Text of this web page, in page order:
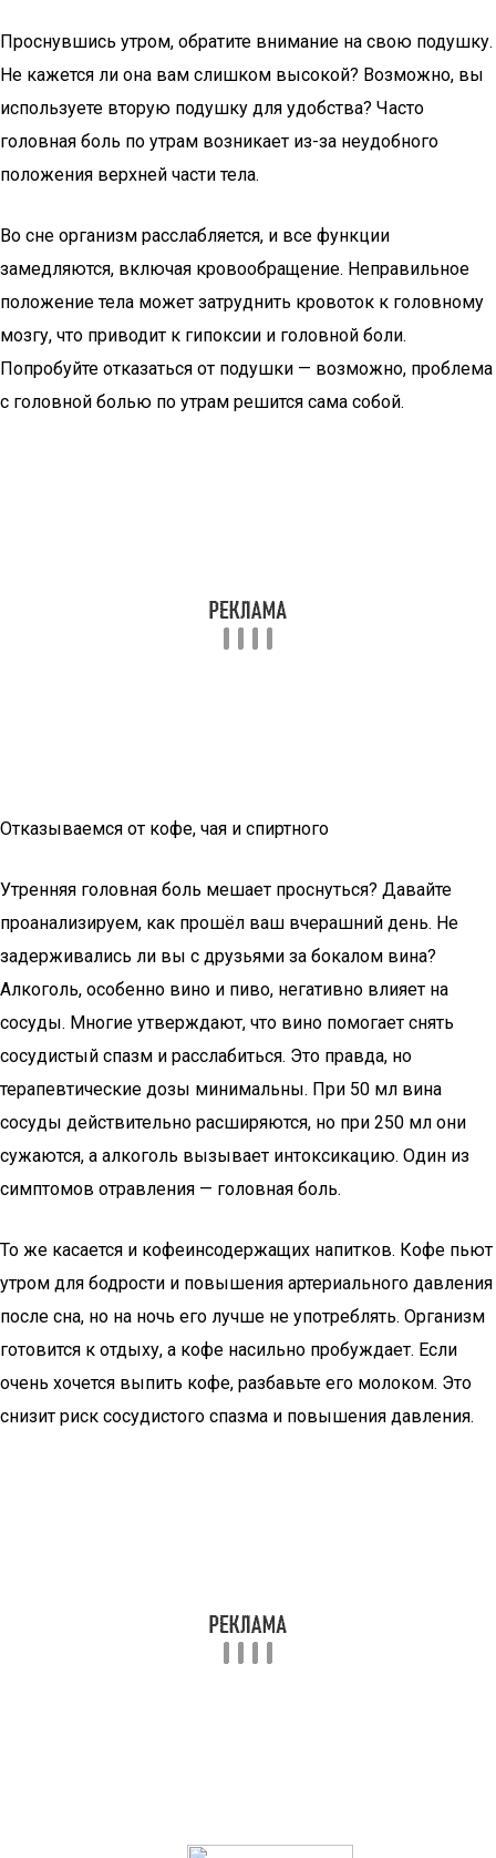
Проснувшись утром, обратите внимание на свою подушку.
Не кажется ли она вам слишком высокой? Возможно, вы
используете вторую подушку для удобства? Часто
головная боль по утрам возникает из-за неудобного
положения верхней части тела.
Во сне организм расслабляется, и все функции
замедляются, включая кровообращение. Неправильное
положение тела может затруднить кровоток к головному
мозгу, что приводит к гипоксии и головной боли.
Попробуйте отказаться от подушки — возможно, проблема
с головной болью по утрам решится сама собой.
Отказываемся от кофе, чая и спиртного
Утренняя головная боль мешает проснуться? Давайте
проанализируем, как прошёл ваш вчерашний день. Не
задерживались ли вы с друзьями за бокалом вина?
Алкоголь, особенно вино и пиво, негативно влияет на
сосуды. Многие утверждают, что вино помогает снять
сосудистый спазм и расслабиться. Это правда, но
терапевтические дозы минимальны. При 50 мл вина
сосуды действительно расширяются, но при 250 мл они
сужаются, а алкоголь вызывает интоксикацию. Один из
симптомов отравления — головная боль.
То же касается и кофеинсодержащих напитков. Кофе пьют
утром для бодрости и повышения артериального давления
после сна, но на ночь его лучше не употреблять. Организм
готовится к отдыху, а кофе насильно пробуждает. Если
очень хочется выпить кофе, разбавьте его молоком. Это
снизит риск сосудистого спазма и повышения давления.